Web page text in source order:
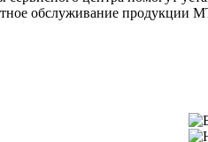
обслуживание продукции